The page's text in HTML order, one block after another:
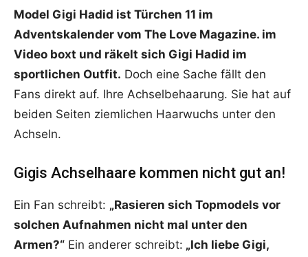
Model Gigi Hadid ist Türchen 11 im
Adventskalender vom The Love Magazine. im
Video boxt und räkelt sich Gigi Hadid im
sportlichen Outfit. Doch eine Sache fällt den
Fans direkt auf. Ihre Achselbehaarung. Sie hat auf
beiden Seiten ziemlichen Haarwuchs unter den
Achseln.
Gigis Achselhaare kommen nicht gut an!
Ein Fan schreibt: „Rasieren sich Topmodels vor
solchen Aufnahmen nicht mal unter den
Armen?“ Ein anderer schreibt: „Ich liebe Gigi,